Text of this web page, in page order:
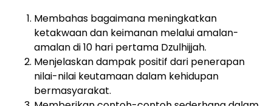
Membahas bagaimana meningkatkan
ketakwaan dan keimanan melalui amalan-
amalan di 10 hari pertama Dzulhijjah.
Menjelaskan dampak positif dari penerapan
nilai-nilai keutamaan dalam kehidupan
bermasyarakat.